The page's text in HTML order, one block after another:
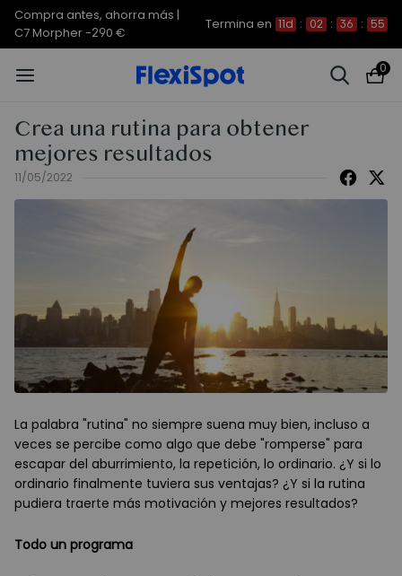
Compra antes, ahorra más |
C7 Morpher -290 €
Termina en 11d : 02 : 36 : 55
0
Crea una rutina para obtener
mejores resultados
11/05/2022
La palabra "rutina" no siempre suena muy bien, incluso a
veces se percibe como algo que debe "romperse" para
escapar del aburrimiento, la repetición, lo ordinario. ¿Y si lo
ordinario finalmente tuviera sus ventajas? ¿Y si la rutina
pudiera traerte más motivación y mejores resultados?
Todo un programa